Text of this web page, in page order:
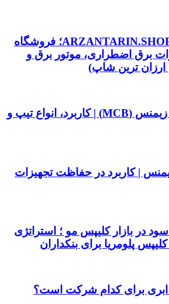
افتتاح رسمی ARZANTARIN.SHOP؛ فروشگاه
برق اضطراری، موتور برق و
ارزان ترین شاپ)
کلید مینیاتوری زیمنس (MCB) | کاربرد، انواع تیپ و
| کاربرد در حفاظت تجهیزات
در بازار کلیپس مو ؛ استراتژی
کلیپس پلومریا برای بنکداران
ابری برای کدام شرکت است؟